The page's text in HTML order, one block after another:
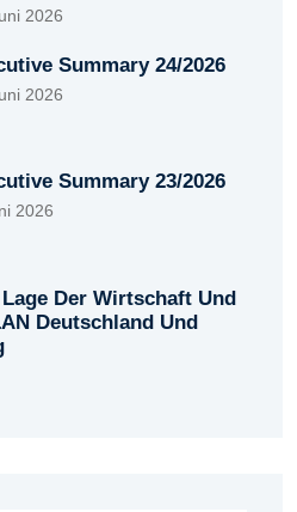
2026
Summary 24/2026
2026
Summary 23/2026
2026
Der Wirtschaft Und
Deutschland Und